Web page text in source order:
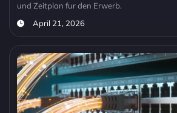
und Zeitplan fur den Erwerb.
April 21, 2026